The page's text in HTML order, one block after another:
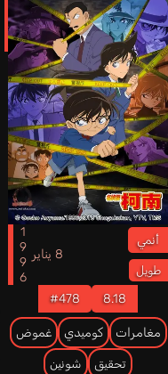
أنمي
طويل
8 يناير 1996
8.18
#478
مغامرات كوميدي غموض
تحقيق شونين